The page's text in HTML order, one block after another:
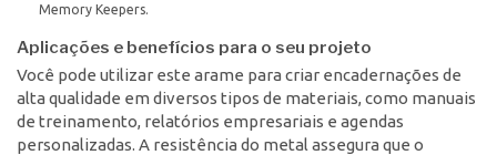
Memory Keepers.
Aplicações e benefícios para o seu projeto
Você pode utilizar este arame para criar encadernações de
alta qualidade em diversos tipos de materiais, como manuais
de treinamento, relatórios empresariais e agendas
personalizadas. A resistência do metal assegura que o